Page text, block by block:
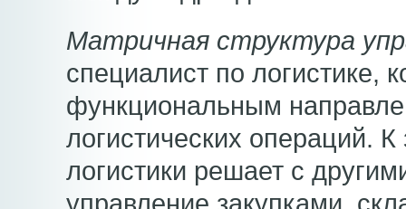
Матричная структура
специалист по логистике,
функциональным
логистических операций.
логистики решает с